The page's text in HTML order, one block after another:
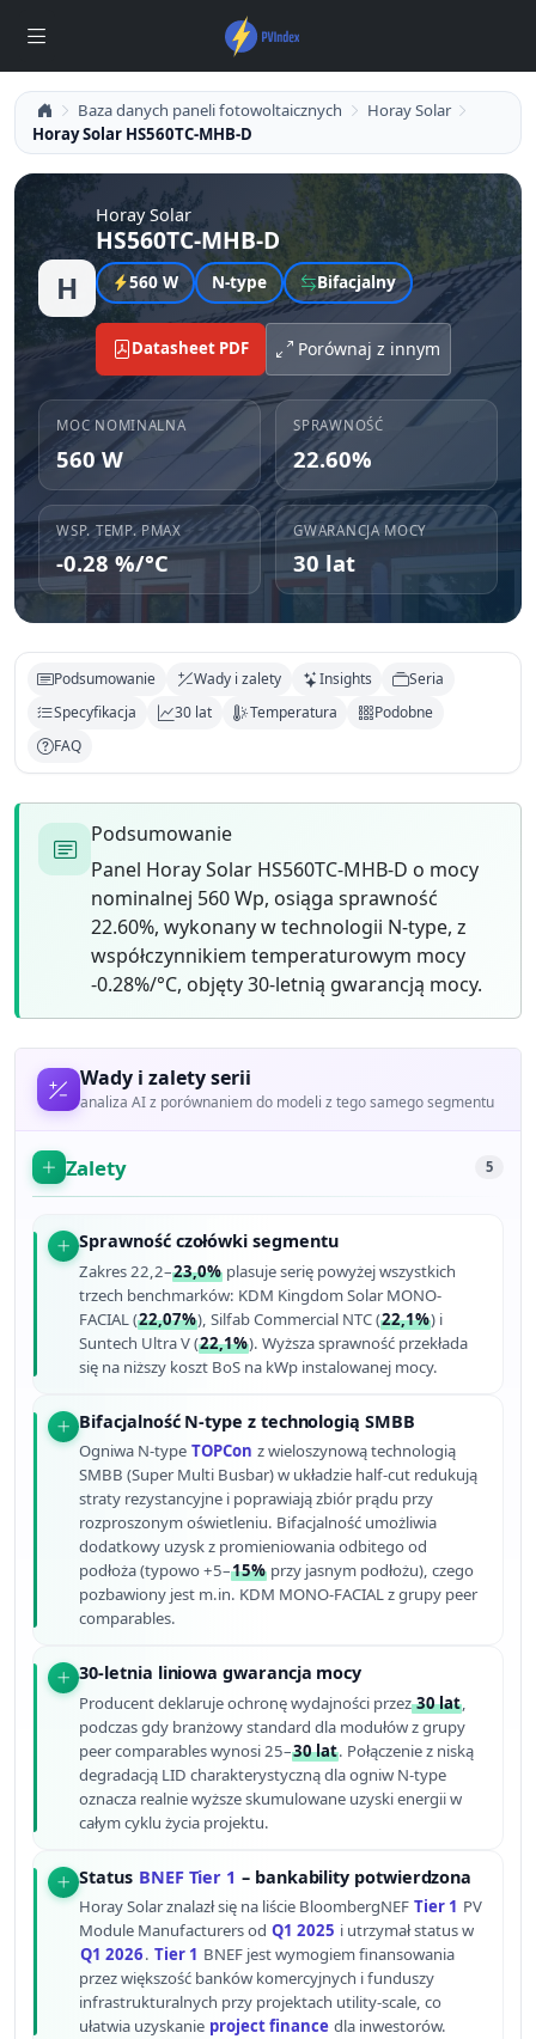
Baza danych paneli fotowoltaicznych
Horay Solar
Horay Solar HS560TC-MHB-D
H
Horay Solar
HS560TC-MHB-D
560 W N-type Bifacjalny
Datasheet PDF Porównaj z innym
MOC NOMINALNA
560 W
SPRAWNOŚĆ
22.60%
WSP. TEMP. PMAX
-0.28 %/°C
GWARANCJA MOCY
30 lat
Podsumowanie Wady i zalety Insights
Seria
Specyfikacja
30 lat Temperatura
Podobne
FAQ
Podsumowanie
Panel Horay Solar HS560TC-MHB-D o mocy
nominalnej 560 Wp, osiąga sprawność
22.60%, wykonany w technologii N-type, z
współczynnikiem temperaturowym mocy
-0.28%/°C, objęty 30-letnią gwarancją mocy.
Wady i zalety serii
analiza AI z porównaniem do modeli z tego samego segmentu
Zalety 5
Sprawność czołówki segmentu
Zakres 22,2–23,0% plasuje serię powyżej wszystkich
trzech benchmarków: KDM Kingdom Solar MONO-
FACIAL (22,07%), Silfab Commercial NTC (22,1%) i
Suntech Ultra V (22,1%). Wyższa sprawność przekłada
się na niższy koszt BoS na kWp instalowanej mocy.
Bifacjalność N-type z technologią SMBB
Ogniwa N-type TOPCon z wieloszynową technologią
SMBB (Super Multi Busbar) w układzie half-cut redukują
straty rezystancyjne i poprawiają zbiór prądu przy
rozproszonym oświetleniu. Bifacjalność umożliwia
dodatkowy uzysk z promieniowania odbitego od
podłoża (typowo +5–15% przy jasnym podłożu), czego
pozbawiony jest m.in. KDM MONO-FACIAL z grupy peer
comparables.
30-letnia liniowa gwarancja mocy
Producent deklaruje ochronę wydajności przez30 lat,
podczas gdy branżowy standard dla modułów z grupy
peer comparables wynosi 25–30 lat. Połączenie z niską
degradacją LID charakterystyczną dla ogniw N-type
oznacza realnie wyższe skumulowane uzyski energii w
całym cyklu życia projektu.
Status BNEF Tier 1 – bankability potwierdzona
Horay Solar znalazł się na liście BloombergNEF Tier 1 PV
Module Manufacturers od Q1 2025 i utrzymał status w
Q1 2026. Tier 1 BNEF jest wymogiem finansowania
przez większość banków komercyjnych i funduszy
infrastrukturalnych przy projektach utility-scale, co
ułatwia uzyskanie project finance dla inwestorów.